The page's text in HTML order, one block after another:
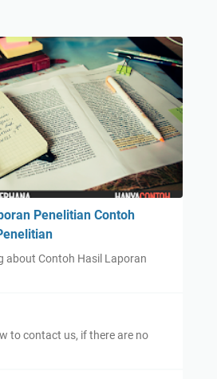
Penelitian Contoh
about Contoh Hasil Laporan
to contact us, if there are no